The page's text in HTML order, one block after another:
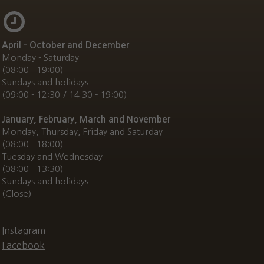
April - October and December
Monday - Saturday
(08:00 - 19:00)
Sundays and holidays
(09:00 - 12:30 / 14:30 - 19:00)
January, February, March and November
Monday, Thursday, Friday and Saturday
(08:00 - 18:00)
Tuesday and Wednesday
(08:00 - 13:30)
Sundays and holidays
(Close)
Instagram
Facebook